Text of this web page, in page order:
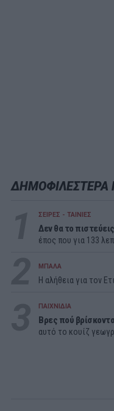
ΔΗΜΟΦΙΛΕΣΤΕΡΑ
ΣΕΙΡΕΣ - ΤΑΙΝΙΕΣ
Δεν θα το
έπος που για 133
ΜΠΑΛΑ
Η αλήθεια για τον
ΠΑΙΧΝΙΔΙΑ
Βρες πού
αυτό το κουίζ